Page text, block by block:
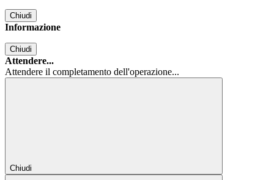
Chiudi
Informazione
Chiudi
Attendere...
Attendere il completamento dell'operazione...
Chiudi